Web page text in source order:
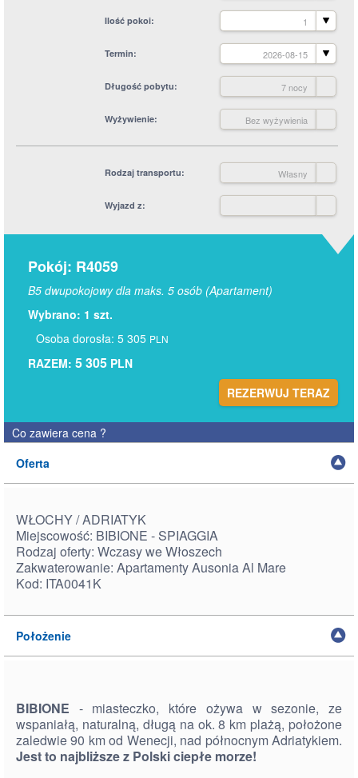
Ilość pokoi 1
Termin 2026-08-15
Długość pobytu 7 nocy
Wyżywienie Bez wyżywienia
Rodzaj transportu Własny
Wyjazd z
Pokój: R4059
B5 dwupokojowy dla maks. 5 osób (Apartament)
Wybrano: 1 szt.
Osoba dorosła: 5 305 PLN
RAZEM: 5 305 PLN
REZERWUJ TERAZ
Co zawiera cena ?
Oferta
WŁOCHY / ADRIATYK
Miejscowość: BIBIONE - SPIAGGIA
Rodzaj oferty: Wczasy we Włoszech
Zakwaterowanie: Apartamenty Ausonia Al Mare
Kod: ITA0041K
Położenie
BIBIONE - miasteczko, które ożywa w sezonie, ze
wspaniałą, naturalną, długą na ok. 8 km plażą, położone
zaledwie 90 km od Wenecji, nad północnym Adriatykiem.
Jest to najbliższe z Polski ciepłe morze!